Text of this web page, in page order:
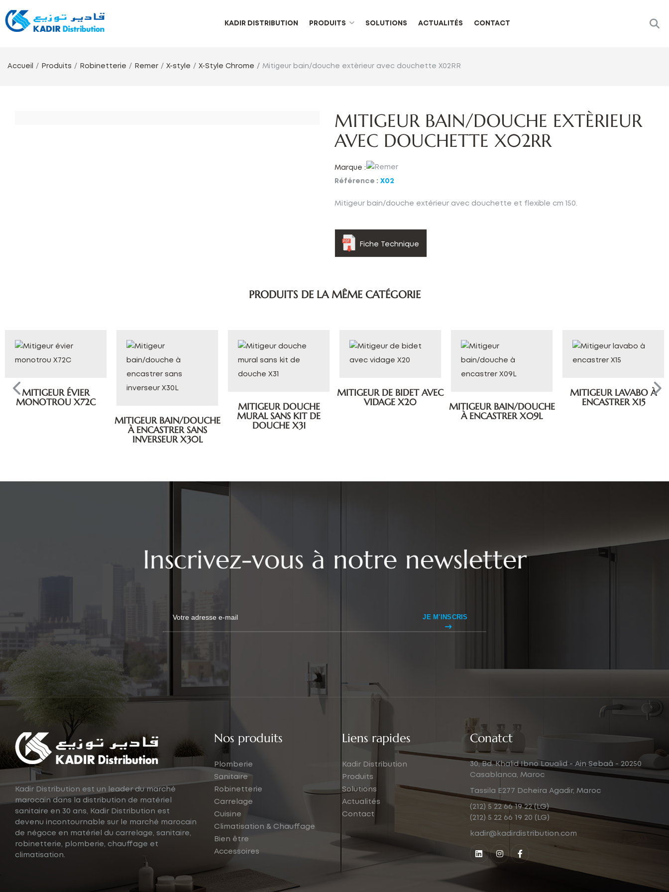
KADIR DISTRIBUTION PRODUITS SOLUTIONS ACTUALITÉS CONTACT
Accueil Produits Robinetterie Remer X-style X-Style Chrome Mitigeur bain/douche extèrieur avec douchette X02RR
MITIGEUR BAIN/DOUCHE EXTÈRIEUR
AVEC DOUCHETTE X02RR
Marque :
Référence : X02
Mitigeur bain/douche extérieur avec douchette et flexible cm 150.
Fiche Technique
PRODUITS DE LA MÊME CATÉGORIE
MITIGEUR ÉVIER
MONOTROU X72C
MITIGEUR BAIN/DOUCHE
À ENCASTRER SANS
INVERSEUR X30L
MITIGEUR DOUCHE
MURAL SANS KIT DE
DOUCHE X31
MITIGEUR DE BIDET AVEC
VIDAGE X20
MITIGEUR BAIN/DOUCHE
À ENCASTRER X09L
MITIGEUR LAVABO À
ENCASTRER X15
Inscrivez-vous à notre newsletter
JE M'INSCRIS
Kadir Distribution est un leader du marché
marocain dans la distribution de matériel
sanitaire en 30 ans, Kadir Distribution est
devenu incontournable sur le marché marocain
de négoce en matériel du carrelage, sanitaire,
robinetterie, plomberie, chauffage et
climatisation.
Nos produits
Plomberie
Sanitaire
Robinetterie
Carrelage
Cuisine
Climatisation & Chauffage
Bien être
Accessoires
Liens rapides
Kadir Distribution
Produits
Solutions
Actualités
Contact
Conatct
30, Bd. Khalid Ibno Loualid - Ain Sebaâ - 20250
Casablanca, Maroc
Tassila E277 Dcheira Agadir, Maroc
(212) 5 22 66 19 22 (LG)
(212) 5 22 66 19 20 (LG)
kadir@kadirdistribution.com